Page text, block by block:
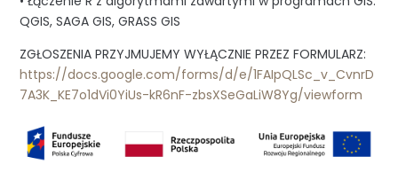
QGIS, SAGA GIS, GRASS GIS
ZGŁOSZENIA PRZYJMUJEMY WYŁĄCZNIE PRZEZ FORMULARZ:
https://docs.google.com/forms/d/e/1FAIpQLSc_v_CvnrD
7A3K_KE7o1dVi0YiUs-kR6nF-zbsXSeGaLiW8Yg/viewform